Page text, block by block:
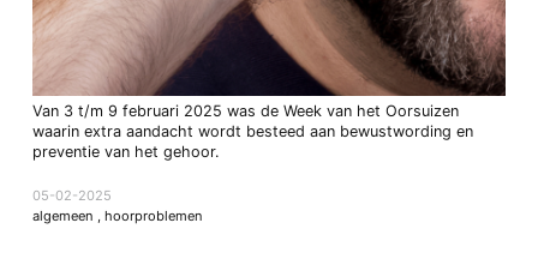
Van 3 t/m 9 februari 2025 was de Week van het Oorsuizen
waarin extra aandacht wordt besteed aan bewustwording en
preventie van het gehoor.
05-02-2025
algemeen , hoorproblemen